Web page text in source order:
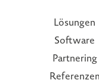
Lösungen
Software
Partnering
Referenzen